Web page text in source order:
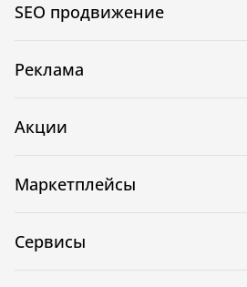
SEO продвижение
Реклама
Акции
Маркетплейсы
Сервисы